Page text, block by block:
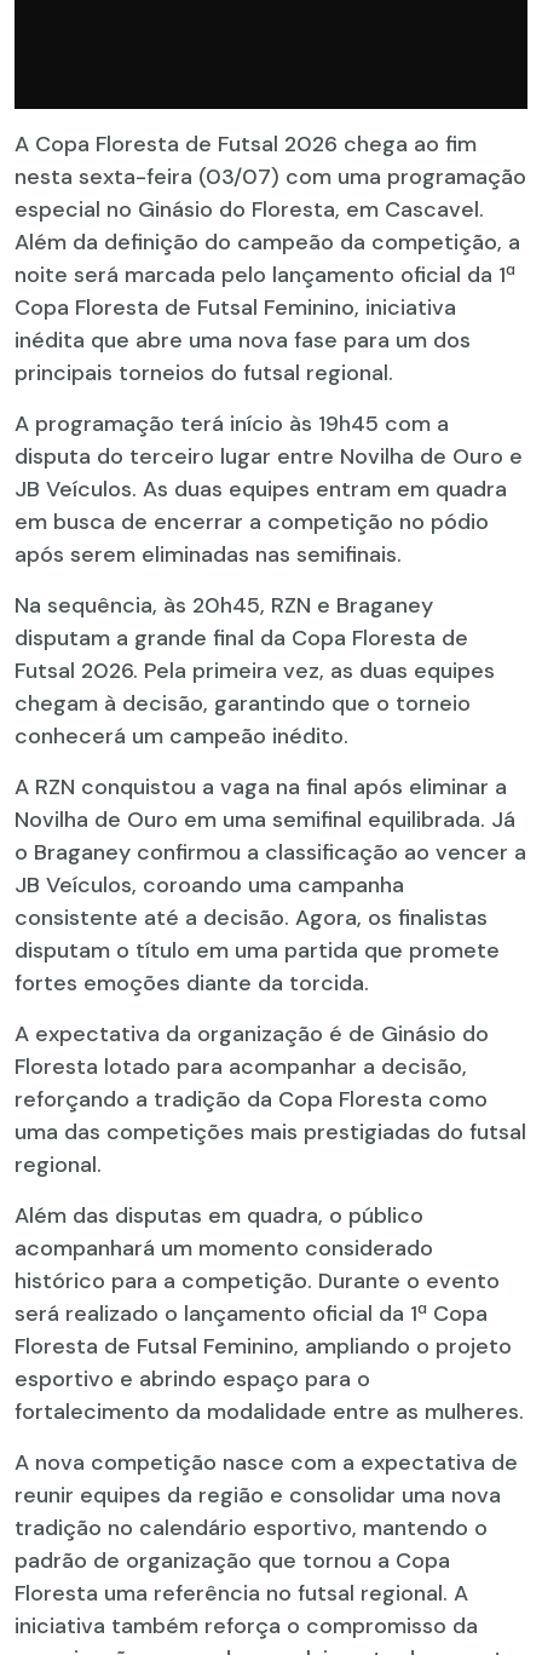
A Copa Floresta de Futsal 2026 chega ao fim
nesta sexta-feira (03/07) com uma programação
especial no Ginásio do Floresta, em Cascavel.
Além da definição do campeão da competição, a
noite será marcada pelo lançamento oficial da 1ª
Copa Floresta de Futsal Feminino, iniciativa
inédita que abre uma nova fase para um dos
principais torneios do futsal regional.
A programação terá início às 19h45 com a
disputa do terceiro lugar entre Novilha de Ouro e
JB Veículos. As duas equipes entram em quadra
em busca de encerrar a competição no pódio
após serem eliminadas nas semifinais.
Na sequência, às 20h45, RZN e Braganey
disputam a grande final da Copa Floresta de
Futsal 2026. Pela primeira vez, as duas equipes
chegam à decisão, garantindo que o torneio
conhecerá um campeão inédito.
A RZN conquistou a vaga na final após eliminar a
Novilha de Ouro em uma semifinal equilibrada. Já
o Braganey confirmou a classificação ao vencer a
JB Veículos, coroando uma campanha
consistente até a decisão. Agora, os finalistas
disputam o título em uma partida que promete
fortes emoções diante da torcida.
A expectativa da organização é de Ginásio do
Floresta lotado para acompanhar a decisão,
reforçando a tradição da Copa Floresta como
uma das competições mais prestigiadas do futsal
regional.
Além das disputas em quadra, o público
acompanhará um momento considerado
histórico para a competição. Durante o evento
será realizado o lançamento oficial da 1ª Copa
Floresta de Futsal Feminino, ampliando o projeto
esportivo e abrindo espaço para o
fortalecimento da modalidade entre as mulheres.
A nova competição nasce com a expectativa de
reunir equipes da região e consolidar uma nova
tradição no calendário esportivo, mantendo o
padrão de organização que tornou a Copa
Floresta uma referência no futsal regional. A
iniciativa também reforça o compromisso da